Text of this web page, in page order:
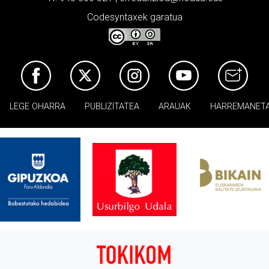
Codesyntaxek garatua
LEGE OHARRA PUBLIZITATEA ARAUAK